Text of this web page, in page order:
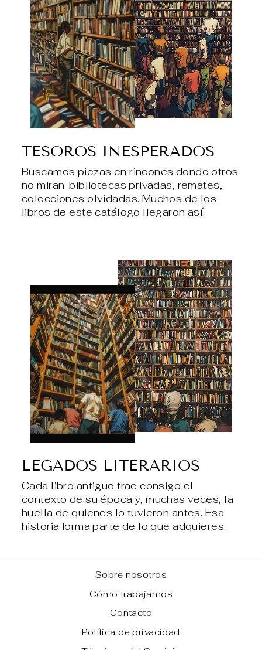
TESOROS INESPERADOS
Buscamos piezas en rincones donde otros
no miran: bibliotecas privadas, remates,
colecciones olvidadas. Muchos de los
libros de este catálogo llegaron así.
LEGADOS LITERARIOS
Cada libro antiguo trae consigo el
contexto de su época y, muchas veces, la
huella de quienes lo tuvieron antes. Esa
historia forma parte de lo que adquieres.
Sobre nosotros
Cómo trabajamos
Contacto
Política de privacidad